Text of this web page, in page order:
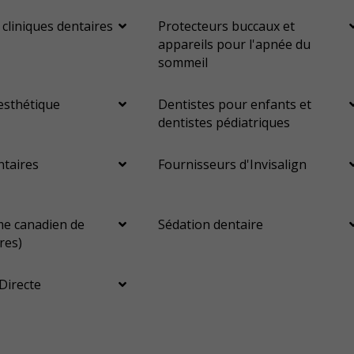
dentaires
Protecteurs buccaux et
appareils pour l'apnée du
sommeil
Dentistes pour enfants et
dentistes pédiatriques
Fournisseurs d'Invisalign
canadien de
Sédation dentaire